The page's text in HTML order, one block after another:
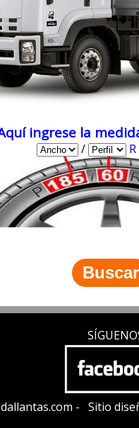
ingrese la
/ R
- Sitio